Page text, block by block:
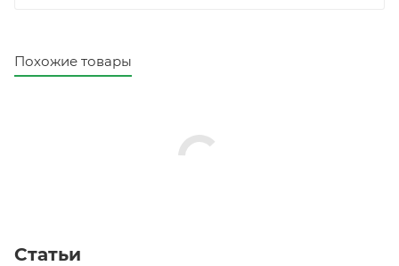
Похожие товары
Статьи